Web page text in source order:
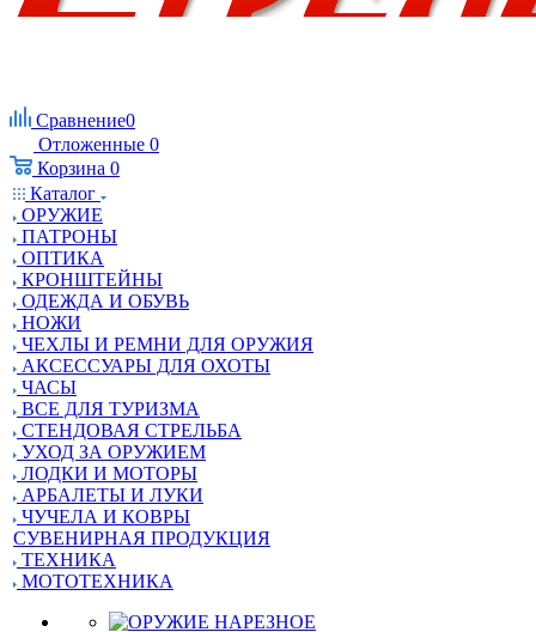
Сравнение0
Отложенные 0
Корзина 0
Каталог
ОРУЖИЕ
ПАТРОНЫ
ОПТИКА
КРОНШТЕЙНЫ
ОДЕЖДА И ОБУВЬ
НОЖИ
ЧЕХЛЫ И РЕМНИ ДЛЯ ОРУЖИЯ
АКСЕССУАРЫ ДЛЯ ОХОТЫ
ЧАСЫ
ВСЕ ДЛЯ ТУРИЗМА
СТЕНДОВАЯ СТРЕЛЬБА
УХОД ЗА ОРУЖИЕМ
ЛОДКИ И МОТОРЫ
АРБАЛЕТЫ И ЛУКИ
ЧУЧЕЛА И КОВРЫ
СУВЕНИРНАЯ ПРОДУКЦИЯ
ТЕХНИКА
МОТОТЕХНИКА